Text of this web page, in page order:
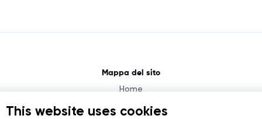
Mappa del sito
Home
About
This website uses cookies